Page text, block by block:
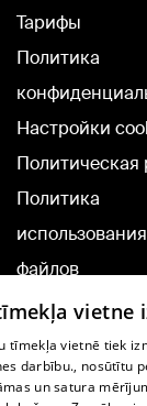
Тарифы
Политика
Настройки
Политическая
Политика
файлов
Добавление
комментариев
TВ-программа
vietne
tīmekļa vietnē tiek
darbību., nosūtītu
un satura